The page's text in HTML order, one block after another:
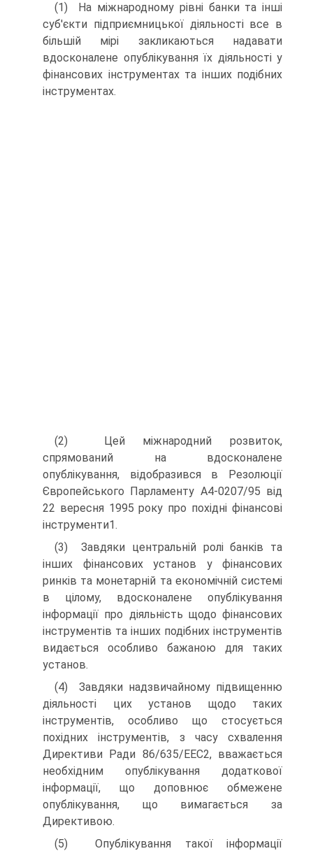
(1) На міжнародному рівні банки та інші
суб'єкти підприємницької діяльності все в
більшій мірі закликаються надавати
вдосконалене опублікування їх діяльності у
фінансових інструментах та інших подібних
інструментах.
(2) Цей міжнародний розвиток,
спрямований на вдосконалене
опублікування, відобразився в Резолюції
Європейського Парламенту А4-0207/95 від
22 вересня 1995 року про похідні фінансові
інструменти1.
(3) Завдяки центральній ролі банків та
інших фінансових установ у фінансових
ринків та монетарній та економічній системі
в цілому, вдосконалене опублікування
інформації про діяльність щодо фінансових
інструментів та інших подібних інструментів
видається особливо бажаною для таких
установ.
(4) Завдяки надзвичайному підвищенню
діяльності цих установ щодо таких
інструментів, особливо що стосується
похідних інструментів, з часу схвалення
Директиви Ради 86/635/ЕЕС2, вважається
необхідним опублікування додаткової
інформації, що доповнює обмежене
опублікування, що вимагається за
Директивою.
(5) Опублікування такої інформації